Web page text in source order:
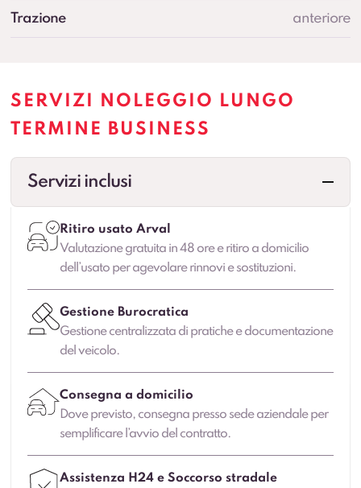
Trazione anteriore
SERVIZI NOLEGGIO LUNGO
TERMINE BUSINESS
Servizi inclusi
Ritiro usato Arval
Valutazione gratuita in 48 ore e ritiro a domicilio
dell’usato per agevolare rinnovi e sostituzioni.
Gestione Burocratica
Gestione centralizzata di pratiche e documentazione
del veicolo.
Consegna a domicilio
Dove previsto, consegna presso sede aziendale per
semplificare l’avvio del contratto.
Assistenza H24 e Soccorso stradale